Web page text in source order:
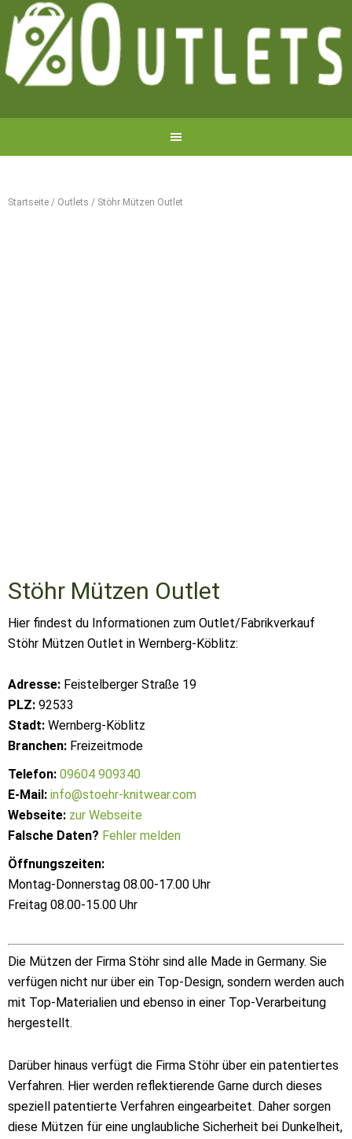
Startseite / Outlets / Stöhr Mützen Outlet
Stöhr Mützen Outlet
Hier findest du Informationen zum Outlet/Fabrikverkauf
Stöhr Mützen Outlet in Wernberg-Köblitz:
Adresse: Feistelberger Straße 19
PLZ: 92533
Stadt: Wernberg-Köblitz
Branchen: Freizeitmode
Telefon: 09604 909340
E-Mail: info@stoehr-knitwear.com
Webseite: zur Webseite
Falsche Daten? Fehler melden
Öffnungszeiten:
Montag-Donnerstag 08.00-17.00 Uhr
Freitag 08.00-15.00 Uhr
Die Mützen der Firma Stöhr sind alle Made in Germany. Sie
verfügen nicht nur über ein Top-Design, sondern werden auch
mit Top-Materialien und ebenso in einer Top-Verarbeitung
hergestellt.
Darüber hinaus verfügt die Firma Stöhr über ein patentiertes
Verfahren. Hier werden reflektierende Garne durch dieses
speziell patentierte Verfahren eingearbeitet. Daher sorgen
diese Mützen für eine unglaubliche Sicherheit bei Dunkelheit,